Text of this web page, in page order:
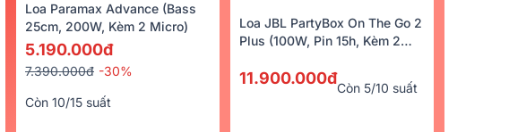
Loa Paramax Advance (Bass
25cm, 200W, Kèm 2 Micro)
5.190.000đ
7.390.000đ -30%
Còn 10/15 suất
Loa JBL PartyBox On The Go 2
Plus (100W, Pin 15h, Kèm 2
11.900.000đ
Còn 5/10 suất